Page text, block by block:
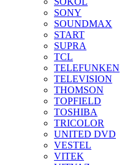
SONY
SOUNDMAX
START
SUPRA
TCL
TELEFUNKEN
TELEVISION
THOMSON
TOPFIELD
TOSHIBA
TRICOLOR
UNITED DVD
VESTEL
VITEK